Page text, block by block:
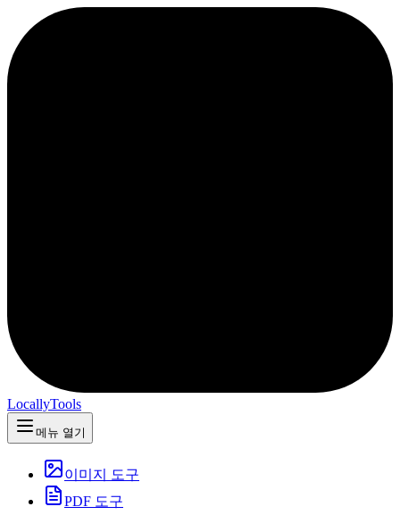
LocallyTools
메뉴 열기
이미지 도구
PDF 도구